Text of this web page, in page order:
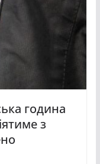
година
з